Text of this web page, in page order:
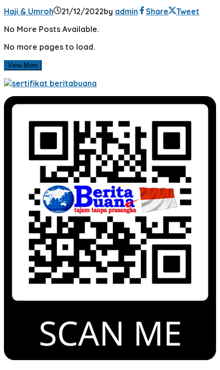
Haji & Umroh
21/12/2022by admin Share
Tweet
No More Posts Available.
No more pages to load.
View More